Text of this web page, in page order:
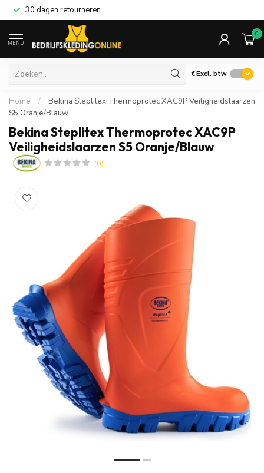
30 dagen retourneren
MENU
0
€Excl. btw
Home /
Bekina Steplitex Thermoprotec XAC9P Veiligheidslaarzen
S5 Oranje/Blauw
Bekina Steplitex Thermoprotec XAC9P
Veiligheidslaarzen S5 Oranje/Blauw
(0)